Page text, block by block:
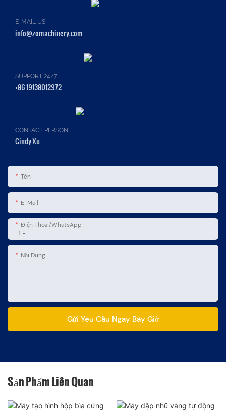
E-MAIL US
info@zomachinery.com
SUPPORT 24/7
+86 19138012972
CONTACT PERSON:
Cindy Xu
Tên
E-Mail
+1
Điện Thoại/WhatsApp
Nội Dung
Gửi Yêu Cầu Ngay Bây Giờ
Sản Phẩm Liên Quan